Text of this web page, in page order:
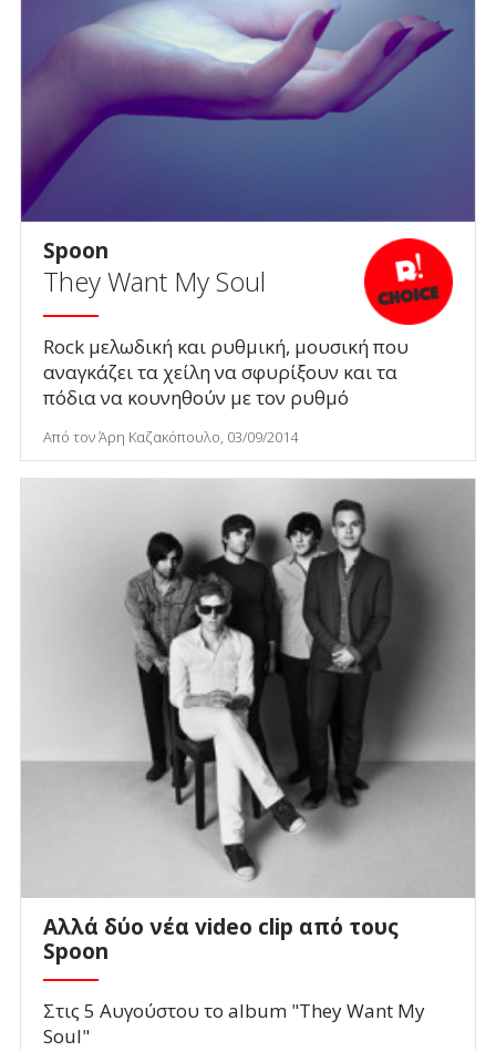
Spoon
They Want My Soul
Rock μελωδική και ρυθμική, μουσική που
αναγκάζει τα χείλη να σφυρίξουν και τα
πόδια να κουνηθούν με τον ρυθμό
Από τον Άρη Καζακόπουλο, 03/09/2014
Αλλά δύο νέα video clip από τους
Spoon
Στις 5 Αυγούστου το album "They Want My
Soul"